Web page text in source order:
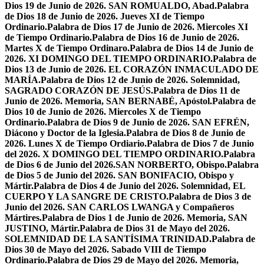
Dios 19 de Junio de 2026. SAN ROMUALDO, Abad.Palabra
de Dios 18 de Junio de 2026. Jueves XI de Tiempo
Ordinario.Palabra de Dios 17 de Junio de 2026. Miercoles XI
de Tiempo Ordinario.Palabra de Dios 16 de Junio de 2026.
Martes X de Tiempo Ordinaro.Palabra de Dios 14 de Junio de
2026. XI DOMINGO DEL TIEMPO ORDINARIO.Palabra de
Dios 13 de Junio de 2026. EL CORAZÓN INMACULADO DE
MARÍA.Palabra de Dios 12 de Junio de 2026. Solemnidad,
SAGRADO CORAZÓN DE JESÚS.Palabra de Dios 11 de
Junio de 2026. Memoria, SAN BERNABÉ, Apóstol.Palabra de
Dios 10 de Junio de 2026. Miercoles X de Tiempo
Ordinario.Palabra de Dios 9 de Junio de 2026. SAN EFRÉN,
Diácono y Doctor de la Iglesia.Palabra de Dios 8 de Junio de
2026. Lunes X de Tiempo Ordiario.Palabra de Dios 7 de Junio
del 2026. X DOMINGO DEL TIEMPO ORDINARIO.Palabra
de Dios 6 de Junio del 2026.SAN NORBERTO, Obispo.Palabra
de Dios 5 de Junio del 2026. SAN BONIFACIO, Obispo y
Mártir.Palabra de Dios 4 de Junio del 2026. Solemnidad, EL
CUERPO Y LA SANGRE DE CRISTO.Palabra de Dios 3 de
Junio del 2026. SAN CARLOS LWANGA y Compañeros
Mártires.Palabra de Dios 1 de Junio de 2026. Memoria, SAN
JUSTINO, Mártir.Palabra de Dios 31 de Mayo del 2026.
SOLEMNIDAD DE LA SANTÍSIMA TRINIDAD.Palabra de
Dios 30 de Mayo del 2026. Sabado VIII de Tiempo
Ordinario.Palabra de Dios 29 de Mayo del 2026. Memoria,